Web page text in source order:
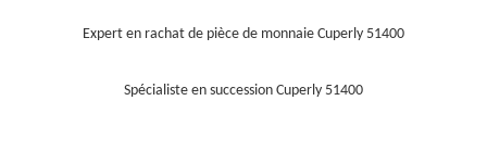
Expert en rachat de pièce de monnaie Cuperly 51400
Spécialiste en succession Cuperly 51400